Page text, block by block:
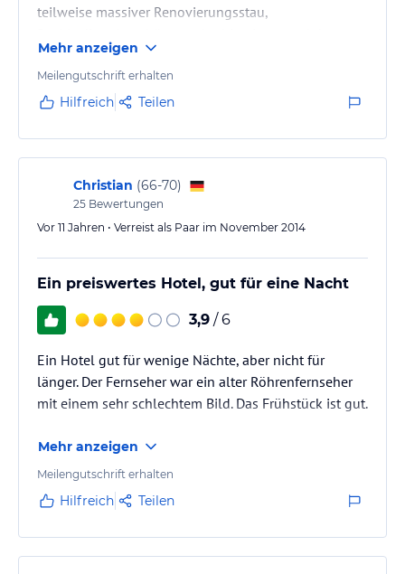
teilweise massiver Renovierungsstau,
Restaurant
Mehr anzeigen
Meilengutschrift erhalten
Hilfreich Teilen
Christian (66-70)
25 Bewertungen
Vor 11 Jahren • Verreist als Paar im November 2014
Ein preiswertes Hotel, gut für eine Nacht
3,9 / 6
Ein Hotel gut für wenige Nächte, aber nicht für
länger. Der Fernseher war ein alter Röhrenfernseher
mit einem sehr schlechtem Bild. Das Frühstück ist gut.
Mehr anzeigen
Meilengutschrift erhalten
Hilfreich Teilen